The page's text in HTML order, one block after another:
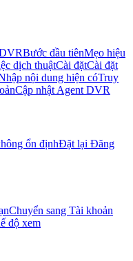
Bước đầu tiênMẹo hiệu
dịch thuậtCài đặtCài đặt
nội dung hiện cóTruy
Cập nhật Agent DVR
ổn địnhĐặt lại Đăng
Chuyển sang Tài khoản
độ xem